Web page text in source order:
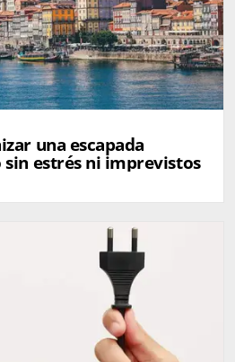
una escapada
estrés ni imprevistos